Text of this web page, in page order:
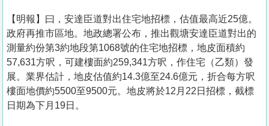
們
【明報】曰，安達臣道對出住宅地招標，估值最高近25億。
政府再推市區地。地政總署公布，推出觀塘安達臣道對出的
測量約份第3約地段第1068號的住宅地招標，地皮面積約
57,631方呎，可建樓面約259,341方呎，作住宅（乙類）發
展。業界估計，地皮估值約14.3億至24.6億元，折合每方呎
樓面地價約5500至9500元。地皮將於12月22日招標，截標
日期為下月19日。